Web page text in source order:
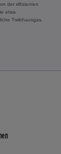
der effizienten
etwa
Treibhausgas.